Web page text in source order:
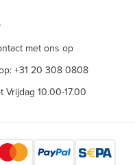
met ons op
+31 20 308 0808
Vrijdag 10.00-17.00